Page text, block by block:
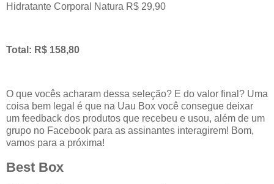
Hidratante Corporal Natura R$ 29,90
Total: R$ 158,80
O que vocês acharam dessa seleção? E do valor final? Uma
coisa bem legal é que na Uau Box você consegue deixar
um feedback dos produtos que recebeu e usou, além de um
grupo no Facebook para as assinantes interagirem! Bom,
vamos para a próxima!
Best Box